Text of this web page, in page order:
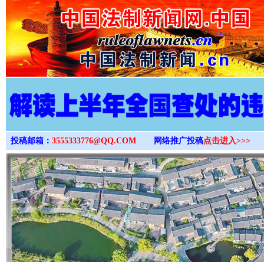
>
投稿邮箱： 3555333776@QQ.COM 网络推广投稿点击进入>>>